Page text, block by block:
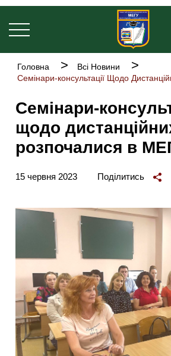
Перейти
до
основного
вмісту
Основна
Рядок
навіґації
Головна
Всі Новини
Семінари-
щодо
розпочалися в
15 червня 2023 Поділитись